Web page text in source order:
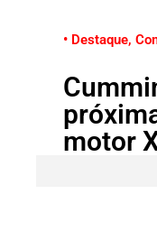
• Destaque,
motor